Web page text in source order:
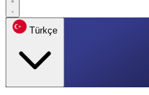
Türkçe